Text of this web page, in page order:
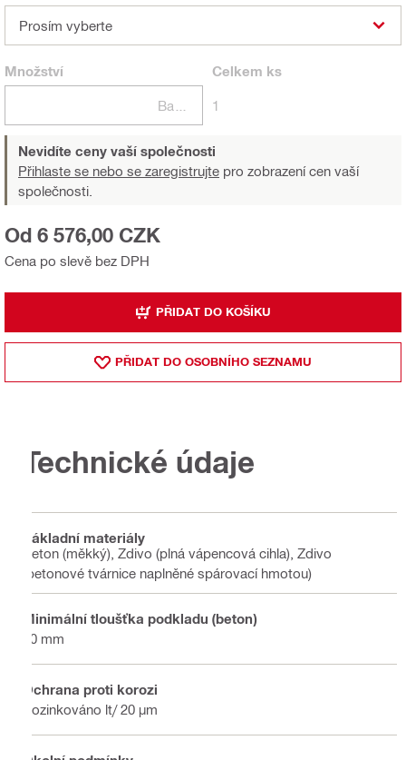
Prosím vyberte
Množství Celkem ks
1
Nevidíte ceny vaší společnosti
Přihlaste se nebo se zaregistrujte pro zobrazení cen vaší
společnosti.
Cena po slevě bez DPH
Od 6 576,00 CZK
PŘIDAT DO KOŠÍKU
PŘIDAT DO OSOBNÍHO SEZNAMU
Technické údaje
Základní materiály
Beton (měkký), Zdivo (plná vápencová cihla), Zdivo
(betonové tvárnice naplněné spárovací hmotou)
Minimální tloušťka podkladu (beton)
60 mm
Ochrana proti korozi
Pozinkováno lt/ 20 µm